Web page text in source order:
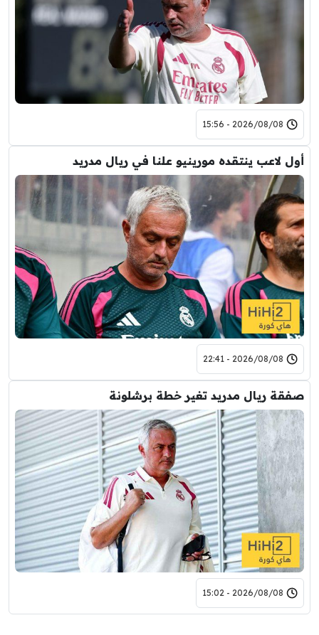
2026/08/08 - 15:56
أول لاعب ينتقده مورينيو علنا في ريال مدريد
2026/08/08 - 22:41
صفقة ريال مدريد تغير خطة برشلونة
2026/08/08 - 15:02